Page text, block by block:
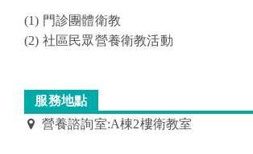
(1) 門診團體衛教
(2) 社區民眾營養衛教活動
服務地點
營養諮詢室:A棟2樓衛教室